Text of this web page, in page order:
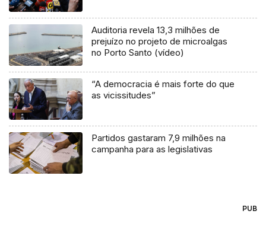
Auditoria revela 13,3 milhões de
prejuízo no projeto de microalgas
no Porto Santo (vídeo)
“A democracia é mais forte do que
as vicissitudes”
Partidos gastaram 7,9 milhões na
campanha para as legislativas
PUB